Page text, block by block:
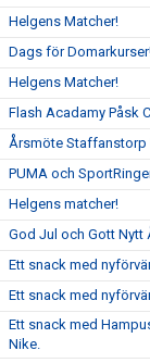
Helgens Matcher!
Dags för
Helgens Matcher!
Flash Acadamy Påsk
Årsmöte Staffanstorp
PUMA och
Helgens matcher!
God Jul och Gott Nytt
Ett snack med
Ett snack med
Ett snack med
Nike.